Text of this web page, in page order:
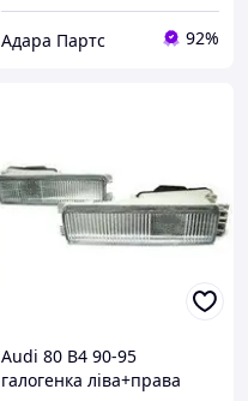
Адара Партс 92%
Audi 80 B4 90-95
галогенка ліва+права